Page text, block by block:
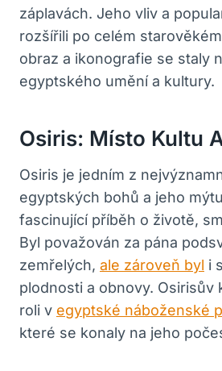
záplavách. Jeho vliv a
rozšířili po celém
obraz a ikonografie se staly
egyptského umění a kultury.
Osiris: Místo Kultu
Osiris je jedním z
egyptských bohů a jeho
fascinující příběh o životě,
Byl považován za pána
zemřelých, ale zároveň byl i
plodnosti a obnovy. Osirisův
roli v egyptské náboženské
které se konaly na jeho